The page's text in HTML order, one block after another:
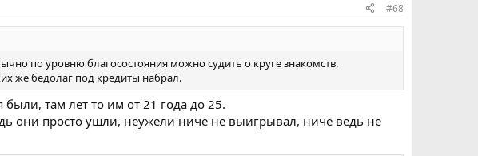
#68
по уровню благосостояния можно судить о круге знакомств.
же бедолаг под кредиты набрал.
там лет то им от 21 года до 25.
они просто ушли, неужели ниче не выигрывал, ниче ведь не